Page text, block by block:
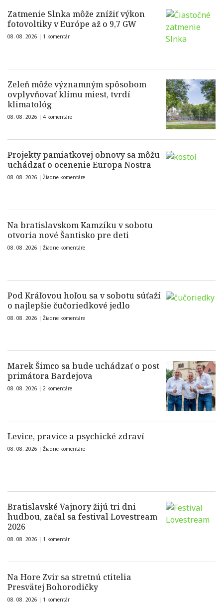
Zatmenie Slnka môže znížiť výkon
fotovoltiky v Európe až o 9,7 GW
08. 08. 2026 | 1 komentár
Zeleň môže významným spôsobom
ovplyvňovať klímu miest, tvrdí
klimatológ
08. 08. 2026 | 4 komentáre
Projekty pamiatkovej obnovy sa môžu
uchádzať o ocenenie Europa Nostra
08. 08. 2026 | Žiadne komentáre
Na bratislavskom Kamzíku v sobotu
otvoria nové Šantisko pre deti
08. 08. 2026 | Žiadne komentáre
Pod Kráľovou hoľou sa v sobotu súťaží
o najlepšie čučoriedkové jedlo
08. 08. 2026 | Žiadne komentáre
Marek Šimco sa bude uchádzať o post
primátora Bardejova
08. 08. 2026 | 2 komentáre
Levice, pravice a psychické zdraví
08. 08. 2026 | Žiadne komentáre
Bratislavské Vajnory žijú tri dni
hudbou, začal sa festival Lovestream
2026
08. 08. 2026 | 1 komentár
Na Hore Zvir sa stretnú ctitelia
Presvätej Bohorodičky
08. 08. 2026 | 1 komentár